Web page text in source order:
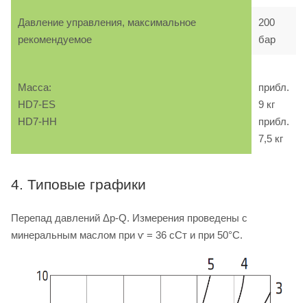
Давление управления, максимальное
рекомендуемое
200
бар
Масса:
HD7-ES
HD7-HH
прибл.
9 кг
прибл.
7,5 кг
4. Типовые графики
Перепад давлений Δp-Q. Измерения проведены с
минеральным маслом при ѵ = 36 сСт и при 50°C.